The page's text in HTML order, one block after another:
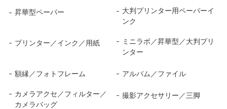
昇華型ペーパー
大判プリンター用ペーパーイ
ンク
プリンター／インク／用紙
ミニラボ／昇華型／大判プリ
ンター
額縁／フォトフレーム アルバム／ファイル
カメラアクセ／フィルター／
カメラバッグ
撮影アクセサリー／三脚